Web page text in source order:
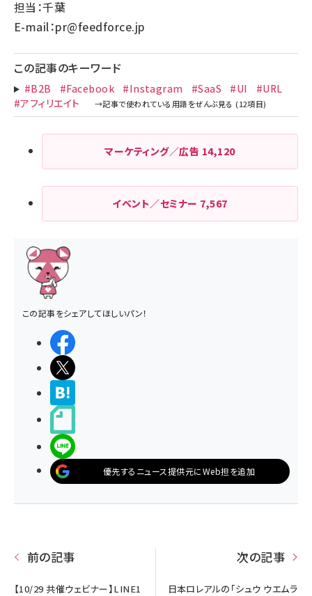
担当：千葉
E-mail：pr@feedforce.jp
この記事のキーワード
#B2B #Facebook #Instagram #SaaS #UI
#URL
#アフィリエイト
マーケティング／広告 14,120
イベント／セミナー 7,567
この記事をシェアしてほしいパン！
優先するニュース提供元にWeb担を追加
前の記事
【10/29 共催ウェビナー】LINE1
次の記事
日本ロレアルの「シュウ ウエムラ